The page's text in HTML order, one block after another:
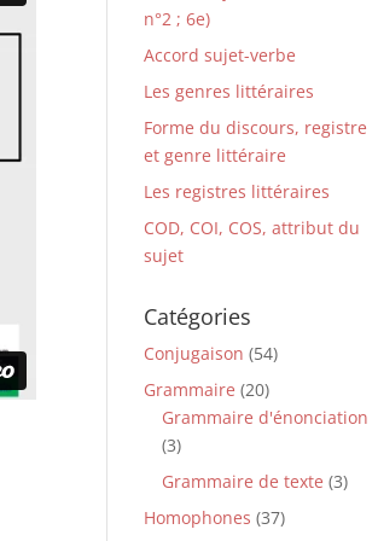
n°2 ; 6e)
Accord sujet-verbe
Les genres littéraires
Forme du discours, registre
et genre littéraire
Les registres littéraires
COD, COI, COS, attribut du
sujet
Catégories
Conjugaison (54)
Grammaire (20)
Grammaire d'énonciation
(3)
Grammaire de texte (3)
Homophones (37)